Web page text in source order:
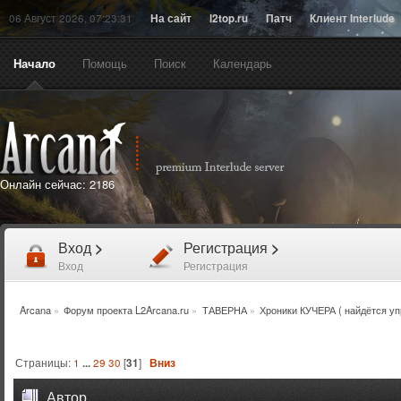
06 Август 2026, 07:23:31 На сайт l2top.ru Патч Клиент Interlude
Начало Помощь Поиск Календарь
Онлайн сейчас: 2186
Вход >
Вход
Регистрация >
Регистрация
Arcana» Форум проекта L2Arcana.ru » ТАВЕРНА» Хроники КУЧЕРА ( найдётся
Страницы: 1 ...29 30 [31]Вниз
Автор